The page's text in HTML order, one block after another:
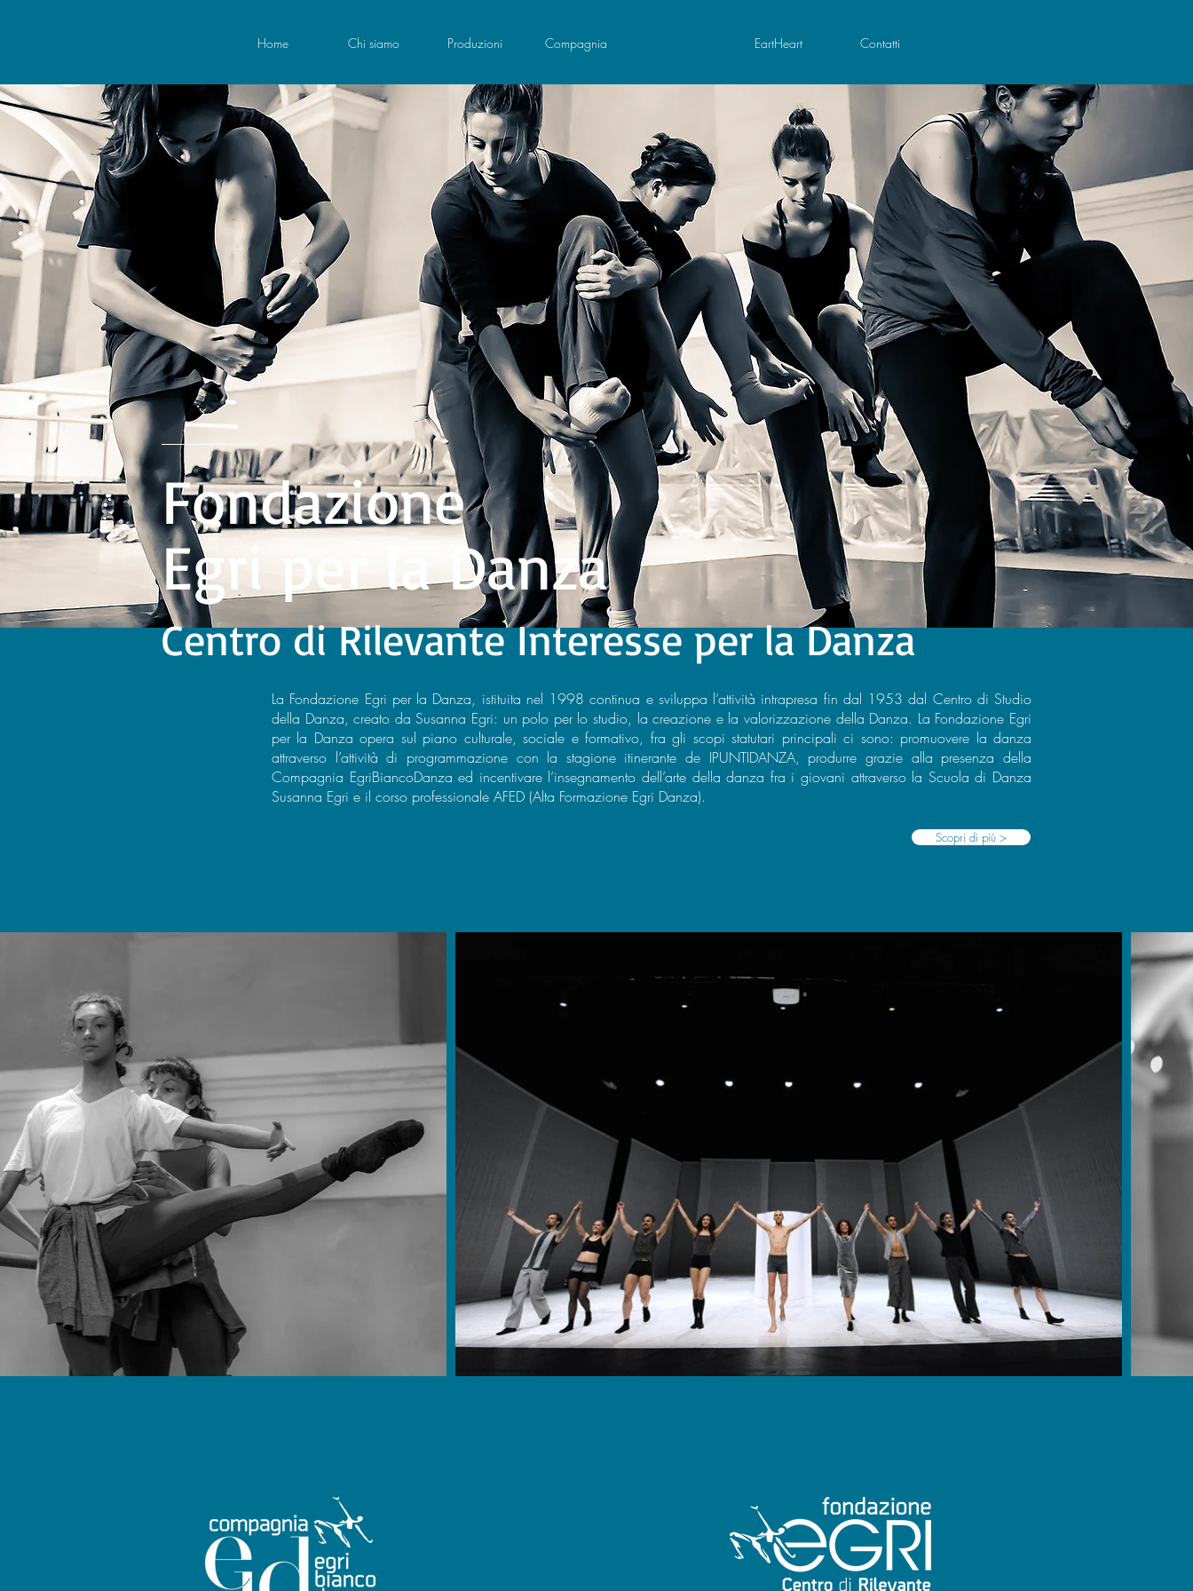
Home Chi siamo Produzioni Compagnia EartHeart Contatti
Fondazione
Egri per la Danza
Centro di Rilevante Interesse per la Danza
La Fondazione Egri per la Danza, istituita nel 1998 continua e sviluppa l’attività intrapresa fin dal 1953 dal Centro di Studio
della Danza, creato da Susanna Egri: un polo per lo studio, la creazione e la valorizzazione della Danza. La Fondazione Egri
per la Danza opera sul piano culturale, sociale e formativo, fra gli scopi statutari principali ci sono: promuovere la danza
attraverso l’attività di programmazione con la stagione itinerante de IPUNTIDANZA, produrre grazie alla presenza della
Compagnia EgriBiancoDanza ed incentivare l’insegnamento dell’arte della danza fra i giovani attraverso la Scuola di Danza
Susanna Egri e il corso professionale AFED (Alta Formazione Egri Danza).
Scopri di più >